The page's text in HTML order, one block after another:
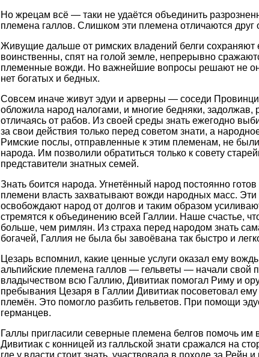
Но жрецам всё — таки не удаётся объединить
племена галлов. Слишком эти племена отличаются друг
Живущие дальше от римских владений белги
воинственны, спят на голой земле, непрерывно
племенные вожди. Но важнейшие вопросы решают не
нет богатых и бедных.
Совсем иначе живут эдуи и арверны — соседи
обложила народ налогами, и многие бедняки, задолжав,
отличаясь от рабов. Из своей среды знать ежегодно
за свои действия только перед советом знати, а
Римские послы, отправленные к этим племенам, не
народа. Им позволили обратиться только к совету
представители знатных семей.
Знать боится народа. Угнетённый народ постоянно
племени власть захватывают вожди народных масс.
освобождают народ от долгов и таким образом
стремятся к объединению всей Галлии. Наше счастье,
больше, чем римлян. Из страха перед народом знать
богачей, Галлия не была бы завоёвана так быстро и
Цезарь вспомнил, какие ценные услуги оказал ему
альпийские племена галлов — гельветы — начали свой
владычеством всю Галлию, Дивитиак помогал Риму и
пребывания Цезаря в Галлии Дивитиак посоветовал ему
племён. Это помогло разбить гельветов. При помощи
германцев.
Галлы пригласили северные племена белгов помочь им
Дивитиак с конницей из галльской знати сражался на
где у власти стоит знать, участвовала в походе за